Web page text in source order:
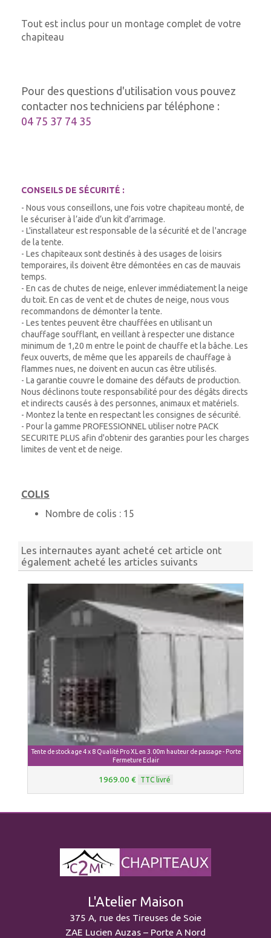
Tout est inclus pour un montage complet de votre
chapiteau
Pour des questions d'utilisation vous pouvez
contacter nos techniciens par téléphone :
04 75 37 74 35
CONSEILS DE SÉCURITÉ :
- Nous vous conseillons, une fois votre chapiteau monté, de
le sécuriser à l’aide d’un kit d’arrimage.
- L'installateur est responsable de la sécurité et de l'ancrage
de la tente.
- Les chapiteaux sont destinés à des usages de loisirs
temporaires, ils doivent être démontées en cas de mauvais
temps.
- En cas de chutes de neige, enlever immédiatement la neige
du toit. En cas de vent et de chutes de neige, nous vous
recommandons de démonter la tente.
- Les tentes peuvent être chauffées en utilisant un
chauffage soufflant, en veillant à respecter une distance
minimum de 1,20 m entre le point de chauffe et la bâche. Les
feux ouverts, de même que les appareils de chauffage à
flammes nues, ne doivent en aucun cas être utilisés.
- La garantie couvre le domaine des défauts de production.
Nous déclinons toute responsabilité pour des dégâts directs
et indirects causés à des personnes, animaux et matériels.
- Montez la tente en respectant les consignes de sécurité.
- Pour la gamme PROFESSIONNEL utiliser notre PACK
SECURITE PLUS afin d'obtenir des garanties pour les charges
limites de vent et de neige.
COLIS
Nombre de colis : 15
Les internautes ayant acheté cet article ont
également acheté les articles suivants
Tente de stockage 4 x 8 Qualité Pro XL en 3.00m hauteur de passage - Porte
Fermeture Eclair
1969.00 € TTC livré
L'Atelier Maison
375 A, rue des Tireuses de Soie
ZAE Lucien Auzas – Porte A Nord